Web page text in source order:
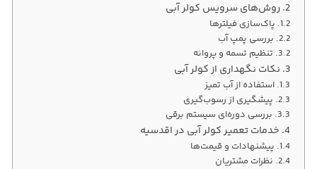
روش‌های سرویس کولر آبی
پاک‌سازی فیلترها
بررسی پمپ آب
تنظیم تسمه و پروانه
نکات نگهداری از کولر آبی
استفاده از آب تمیز
پیشگیری از رسوب‌گیری
بررسی دوره‌ای سیستم برقی
خدمات تعمیر کولر آبی در اقدسیه
پیشنهادات و قیمت‌ها
نظرات مشتریان